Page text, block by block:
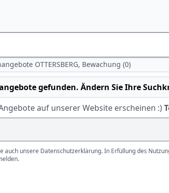
OTTERSBERG, Bewachung (0)
gefunden. Ändern Sie Ihre
auf unserer Website erscheinen :)
unsere Datenschutzerklärung. In Erfüllung des